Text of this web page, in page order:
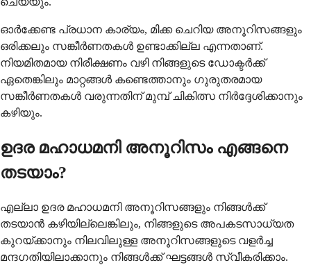
ഓർക്കേണ്ട പ്രധാന കാര്യം, മിക്ക ചെറിയ അനൂറിസങ്ങളും
ഒരിക്കലും സങ്കീർണതകൾ ഉണ്ടാക്കില്ല എന്നതാണ്.
നിയമിതമായ നിരീക്ഷണം വഴി നിങ്ങളുടെ ഡോക്ടർക്ക്
ഏതെങ്കിലും മാറ്റങ്ങൾ കണ്ടെത്താനും ഗുരുതരമായ
സങ്കീർണതകൾ വരുന്നതിന് മുമ്പ് ചികിത്സ നിർദ്ദേശിക്കാനും
കഴിയും.
ഉദര മഹാധമനി അനൂറിസം എങ്ങനെ
തടയാം?
എല്ലാ ഉദര മഹാധമനി അനൂറിസങ്ങളും നിങ്ങൾക്ക്
തടയാൻ കഴിയില്ലെങ്കിലും, നിങ്ങളുടെ അപകടസാധ്യത
കുറയ്ക്കാനും നിലവിലുള്ള അനൂറിസങ്ങളുടെ വളർച്ച
മന്ദഗതിയിലാക്കാനും നിങ്ങൾക്ക് ഘട്ടങ്ങൾ സ്വീകരിക്കാം.